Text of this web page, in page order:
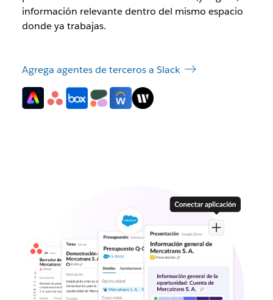
información relevante dentro del mismo espacio
donde ya trabajas.
Agrega agentes de terceros a Slack